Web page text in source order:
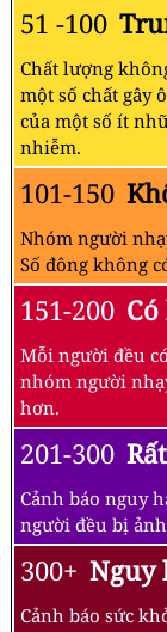
51 -100
Chất lượng
một số chất gây
của một số ít
nhiễm.
101-150
Nhóm người
Số đông không
151-200
Mỗi người đều
nhóm người
hơn.
201-300
Cảnh báo nguy
người đều bị
300+ Nguy
Cảnh báo sức